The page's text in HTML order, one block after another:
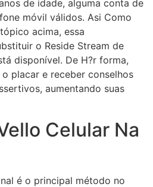
de idade, alguma conta de
móvil válidos. Asi Como
acima, essa
o Reside Stream de
disponível. De H?r forma,
placar e receber conselhos
aumentando suas
Celular Na
é o principal método no